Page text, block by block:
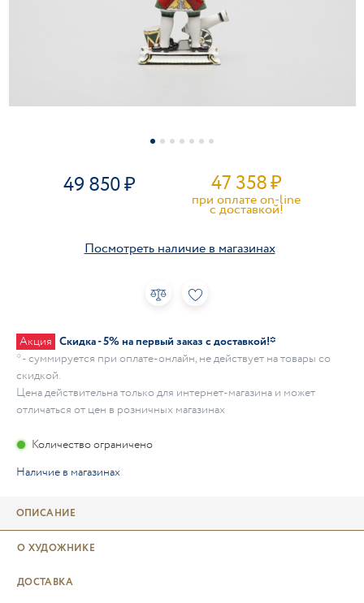
49 850 47 358₽
при оплате on-line
c доставкой!
Посмотреть наличие в магазинах
Акция Скидка - 5% на первый заказ с доставкой!*
* - суммируется при оплате-онлайн, не действует на товары со
скидкой.
Цена действительна только для интернет-магазина и может
отличаться от цен в розничных магазинах
Количество ограничено
Наличие в магазинах
ОПИСАНИЕ
О ХУДОЖНИКЕ
ДОСТАВКА